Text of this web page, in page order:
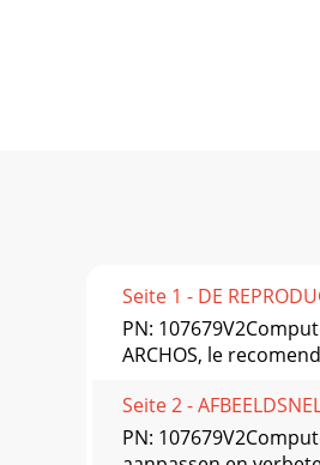
Seite 1 - DE
PN:
ARCHOS, le
Seite 2 -
PN: